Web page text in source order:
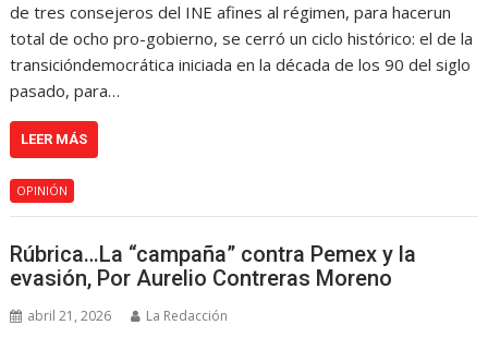
de tres consejeros del INE afines al régimen, para hacerun
total de ocho pro-gobierno, se cerró un ciclo histórico: el de la
transicióndemocrática iniciada en la década de los 90 del siglo
pasado, para…
LEER MÁS
OPINIÓN
Rúbrica…La “campaña” contra Pemex y la
evasión, Por Aurelio Contreras Moreno
abril 21, 2026 La Redacción